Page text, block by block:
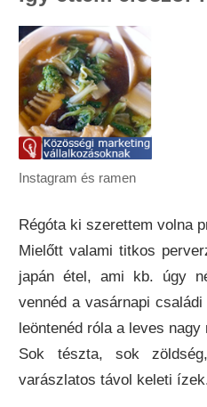
Instagram és ramen
Régóta ki szerettem volna
Mielőtt valami titkos
japán étel, ami kb. úgy
vennéd a vasárnapi
leöntenéd róla a leves nagy
Sok tészta, sok
varászlatos távol keleti